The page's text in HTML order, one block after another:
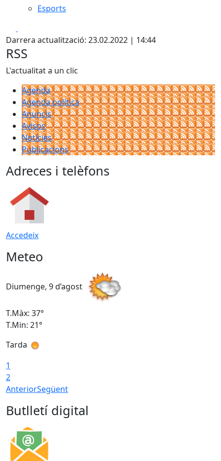
Esports
Darrera actualització: 23.02.2022 | 14:44
RSS
L'actualitat a un clic
Agenda
Agenda política
Anuncis
Avisos
Notícies
Publicacions
Adreces i telèfons
Accedeix
Meteo
Diumenge, 9 d’agost
T.Màx: 37°
T.Min: 21°
Tarda
1
2
AnteriorSegüent
Butlletí digital